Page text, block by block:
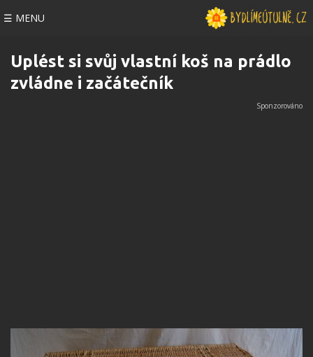
☰ MENU
Uplést si svůj vlastní koš na prádlo
zvládne i začátečník